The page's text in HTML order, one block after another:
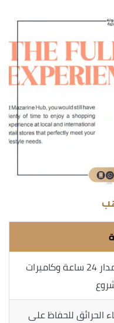
أمن وحراسة على مدار 24 ساعة وكاميرات
الحرائق للحفاظ على